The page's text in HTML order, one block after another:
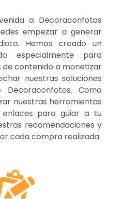
a Decoraconfotos
empezar a generar
Hemos creado un
especialmente para
contenido a monetizar
nuestras soluciones
Como
nuestras herramientas
para guiar a tu
recomendaciones y
cada compra realizada.